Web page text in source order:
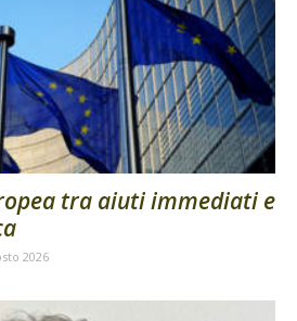
tra aiuti immediati e
2026